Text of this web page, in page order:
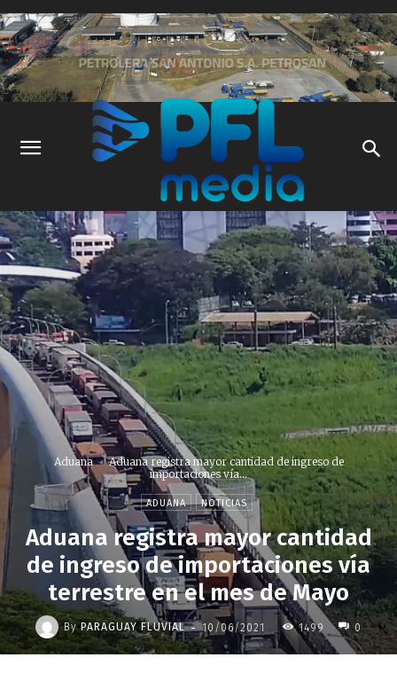
Aduana
Aduana registra mayor cantidad de ingreso de
importaciones vía...
ADUANA NOTICIAS
Aduana registra mayor cantidad
de ingreso de importaciones vía
terrestre en el mes de Mayo
By PARAGUAY FLUVIAL - 10/06/2021 1499 0